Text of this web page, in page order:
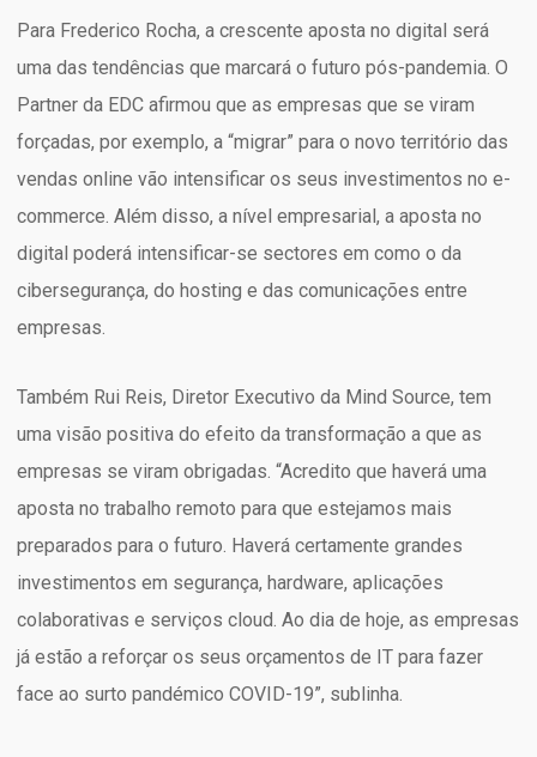
Para Frederico Rocha, a crescente aposta no digital será
uma das tendências que marcará o futuro pós-pandemia. O
Partner da EDC afirmou que as empresas que se viram
forçadas, por exemplo, a “migrar” para o novo território das
vendas online vão intensificar os seus investimentos no e-
commerce. Além disso, a nível empresarial, a aposta no
digital poderá intensificar-se sectores em como o da
cibersegurança, do hosting e das comunicações entre
empresas.
Também Rui Reis, Diretor Executivo da Mind Source, tem
uma visão positiva do efeito da transformação a que as
empresas se viram obrigadas. “Acredito que haverá uma
aposta no trabalho remoto para que estejamos mais
preparados para o futuro. Haverá certamente grandes
investimentos em segurança, hardware, aplicações
colaborativas e serviços cloud. Ao dia de hoje, as empresas
já estão a reforçar os seus orçamentos de IT para fazer
face ao surto pandémico COVID-19”, sublinha.